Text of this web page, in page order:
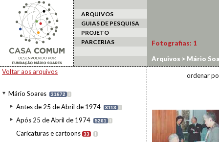
ARQUIVOS
GUIAS DE PESQUISA
PROJETO
PARCERIAS
Voltar aos arquivos
Mário Soares 31672 I
Antes de 25 de Abril de 1974 3113 I
Após 25 de Abril de 1974 5261 I
Caricaturas e cartoons 33 I
Fotografias: 1
Arquivos > Mário
ordenar